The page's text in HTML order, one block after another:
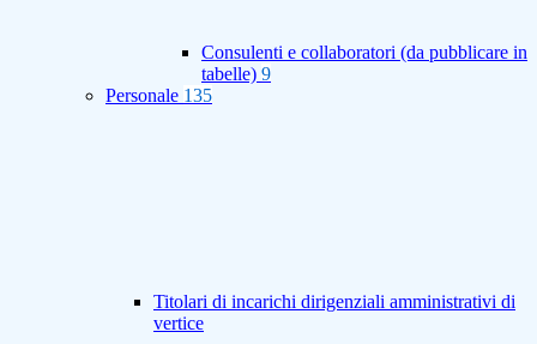
Consulenti e collaboratori (da pubblicare in
tabelle) 9
Personale 135
Titolari di incarichi dirigenziali amministrativi di
vertice